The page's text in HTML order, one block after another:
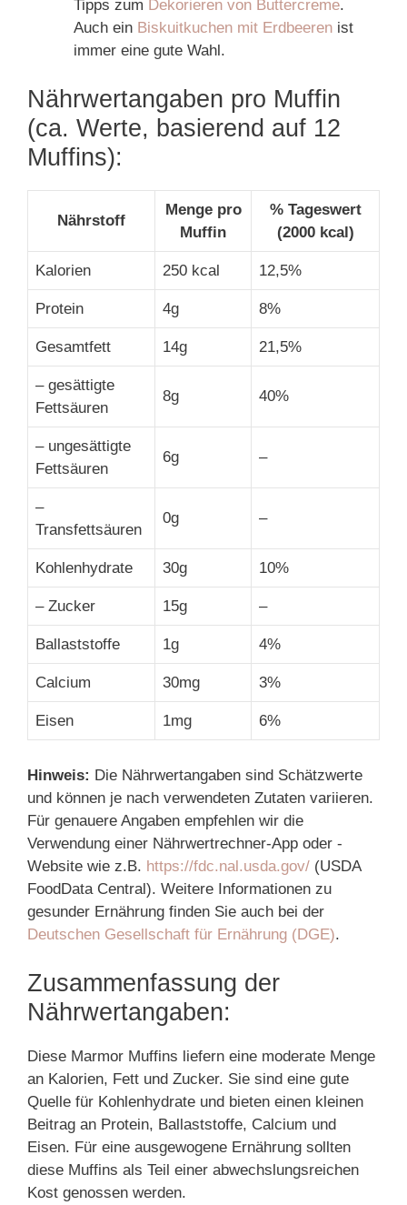
Tipps zum Dekorieren von Buttercreme.
Auch ein Biskuitkuchen mit Erdbeeren ist
immer eine gute Wahl.
Nährwertangaben pro Muffin
(ca. Werte, basierend auf 12
Muffins):
Nährstoff
Menge pro
Muffin
% Tageswert
(2000 kcal)
Kalorien 250 kcal 12,5%
Protein 4g 8%
Gesamtfett 14g 21,5%
– gesättigte
Fettsäuren
8g 40%
– ungesättigte
Fettsäuren
6g –
–
Transfettsäuren
0g –
Kohlenhydrate 30g 10%
– Zucker 15g –
Ballaststoffe 1g 4%
Calcium 30mg 3%
Eisen 1mg 6%
Hinweis: Die Nährwertangaben sind Schätzwerte
und können je nach verwendeten Zutaten variieren.
Für genauere Angaben empfehlen wir die
Verwendung einer Nährwertrechner-App oder -
Website wie z.B. https://fdc.nal.usda.gov/ (USDA
FoodData Central). Weitere Informationen zu
gesunder Ernährung finden Sie auch bei der
Deutschen Gesellschaft für Ernährung (DGE).
Zusammenfassung der
Nährwertangaben:
Diese Marmor Muffins liefern eine moderate Menge
an Kalorien, Fett und Zucker. Sie sind eine gute
Quelle für Kohlenhydrate und bieten einen kleinen
Beitrag an Protein, Ballaststoffe, Calcium und
Eisen. Für eine ausgewogene Ernährung sollten
diese Muffins als Teil einer abwechslungsreichen
Kost genossen werden.